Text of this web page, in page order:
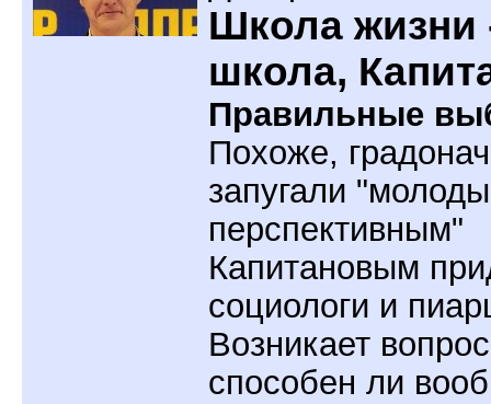
Школа жизни
школа,
Правильные
Похоже,
запугали
перспективным"
Капитановым
социологи и
Возникает
способен ли